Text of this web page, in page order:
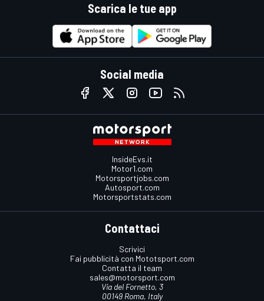
Scarica le tue app
Social media
InsideEvs.it
Motor1.com
Motorsportjobs.com
Autosport.com
Motorsportstats.com
Contattaci
Scrivici
Fai pubblicità con Mototsport.com
Contatta il team
sales@motorsport.com
Via del Fornetto, 3
00149 Roma, Italy